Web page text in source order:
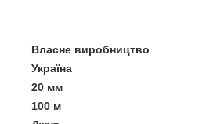
Власне виробництво
Україна
20 мм
100 м